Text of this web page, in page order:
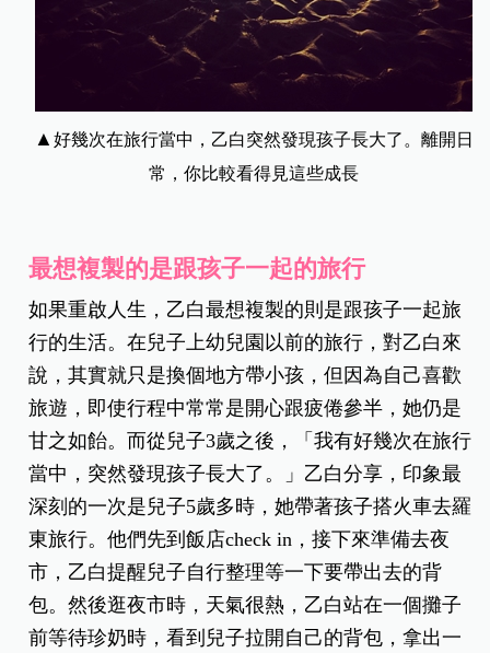
▲ 好幾次在旅行當中，乙白突然發現孩子長大了。離開日
常，你比較看得見這些成長
最想複製的是跟孩子一起的旅行
如果重啟人生，乙白最想複製的則是跟孩子一起旅
行的生活。在兒子上幼兒園以前的旅行，對乙白來
說，其實就只是換個地方帶小孩，但因為自己喜歡
旅遊，即使行程中常常是開心跟疲倦參半，她仍是
甘之如飴。而從兒子3歲之後，「我有好幾次在旅行
當中，突然發現孩子長大了。」乙白分享，印象最
深刻的一次是兒子5歲多時，她帶著孩子搭火車去羅
東旅行。他們先到飯店check in ，接下來準備去夜
市，乙白提醒兒子自行整理等一下要帶出去的背
包。然後逛夜市時，天氣很熱，乙白站在一個攤子
前等待珍奶時，看到兒子拉開自己的背包，拿出一